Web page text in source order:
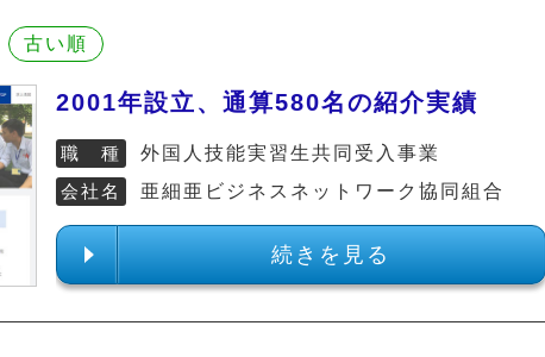
古い順
2001年設立、通算580名の紹介実績
職 種
外国人技能実習生共同受入事業
会社名
亜細亜ビジネスネットワーク協同組合
続きを見る